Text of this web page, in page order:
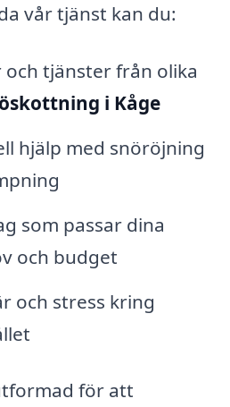
vår tjänst kan du:
och tjänster från olika
i Kåge
hjälp med snöröjning
som passar dina
och budget
och stress kring
för att